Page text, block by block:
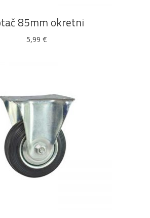
85mm okretni
5,99 €
DODAJ U KOŠARICU